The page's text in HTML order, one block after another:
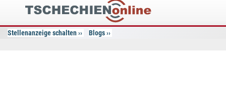
Tschechien
Online
Stellenanzeige schalten Blogs